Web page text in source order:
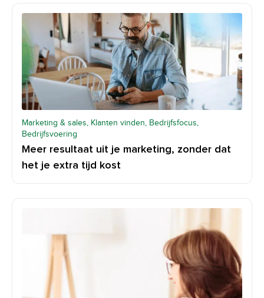
Marketing & sales, Klanten vinden, Bedrijfsfocus,
Bedrijfsvoering
Meer resultaat uit je marketing, zonder dat
het je extra tijd kost